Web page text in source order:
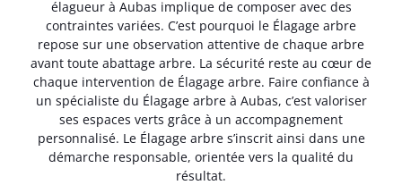
élagueur à Aubas implique de composer avec des
contraintes variées. C’est pourquoi le Élagage arbre
repose sur une observation attentive de chaque arbre
avant toute abattage arbre. La sécurité reste au cœur de
chaque intervention de Élagage arbre. Faire confiance à
un spécialiste du Élagage arbre à Aubas, c’est valoriser
ses espaces verts grâce à un accompagnement
personnalisé. Le Élagage arbre s’inscrit ainsi dans une
démarche responsable, orientée vers la qualité du
résultat.